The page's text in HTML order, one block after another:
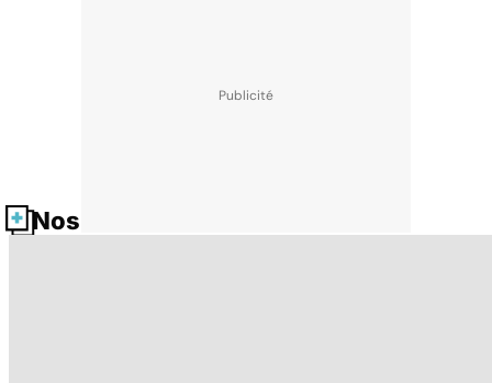
Nos fiches santé